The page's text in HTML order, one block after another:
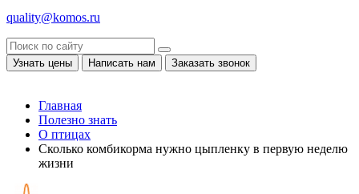
quality@komos.ru
Узнать цены Написать нам Заказать звонок
Главная
Полезно знать
О птицах
Сколько комбикорма нужно цыпленку в первую неделю
жизни